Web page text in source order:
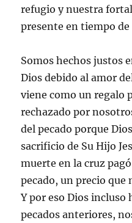
refugio y nuestra
presente en tiempo
Somos hechos justos
Dios debido al amor
viene como un regalo
rechazado por
del pecado porque
sacrificio de Su Hijo
muerte en la cruz
pecado, un precio que
Y por eso Dios incluso
pecados anteriores,